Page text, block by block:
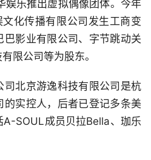
乐推出虚拟偶像团体。今年
化传播有限公司发生工商变
巴影业有限公司、字节跳动关
限公司等为股东。
司北京游逸科技有限公司是杭
实控人，后者已登记多条美
SOUL成员贝拉Bella、珈乐